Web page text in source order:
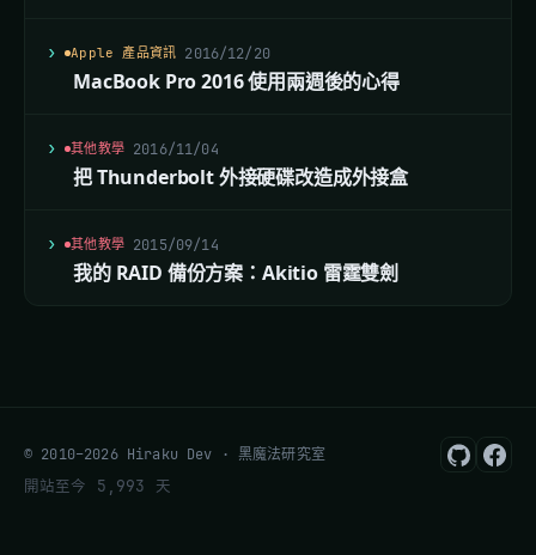
2016/12/20
Apple 產品資訊
MacBook Pro 2016 使用兩週後的心得
2016/11/04
其他教學
把 Thunderbolt 外接硬碟改造成外接盒
2015/09/14
其他教學
我的 RAID 備份方案：Akitio 雷霆雙劍
© 2010–2026 Hiraku Dev · 黑魔法研究室
開站至今 5,993 天